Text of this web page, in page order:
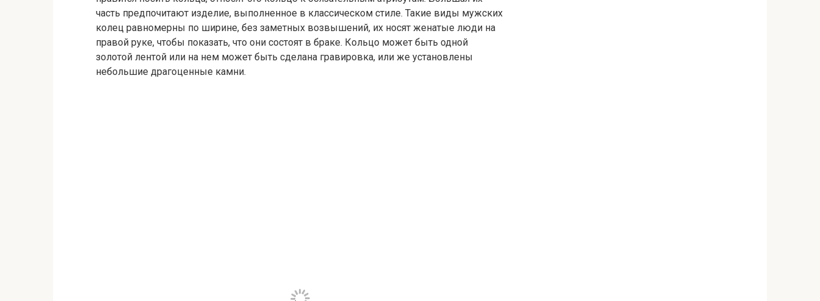
часть предпочитают изделие, выполненное в классическом стиле. Такие виды мужских
колец равномерны по ширине, без заметных возвышений, их носят женатые люди на
правой руке, чтобы показать, что они состоят в браке. Кольцо может быть одной
золотой лентой или на нем может быть сделана гравировка, или же установлены
небольшие драгоценные камни.